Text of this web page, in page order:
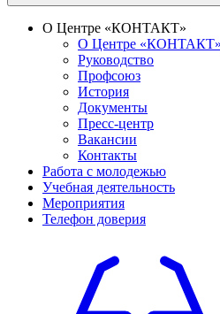
О Центре «КОНТАКТ»
О Центре «КОНТАКТ»
Руководство
Профсоюз
История
Документы
Пресс-центр
Вакансии
Контакты
Работа с молодежью
Учебная деятельность
Мероприятия
Телефон доверия